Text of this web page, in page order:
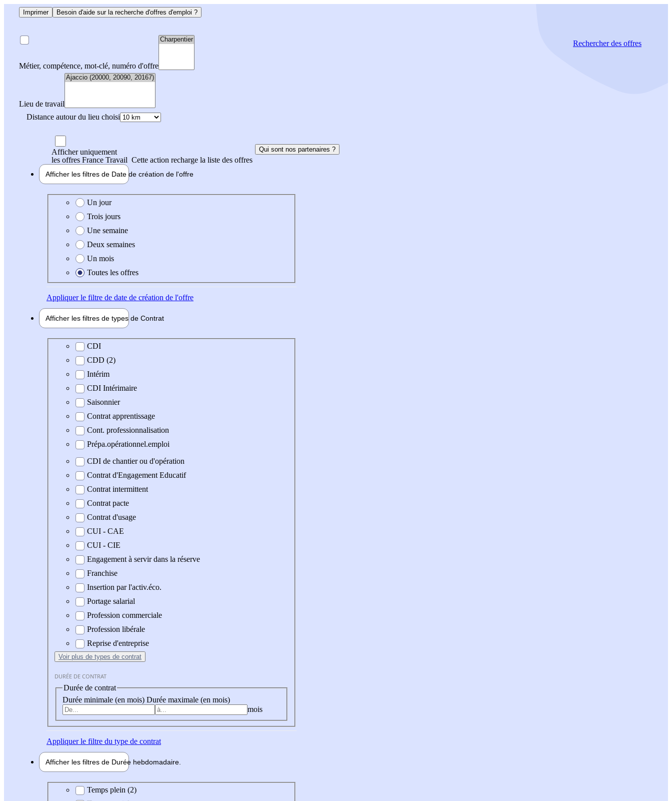
Imprimer Besoin d'aide sur la recherche d'offres d'emploi ?
Métier, compétence, mot-clé, numéro d'offre
Lieu de travail
Distance autour du lieu choisi
Rechercherdes offres
Afficher uniquement
les offres France Travail Cette action recharge la liste des offres
Qui sont nos partenaires ?
Afficher les filtres de Date de création de l'offre
Date de création de l'offre
Un jour
Trois jours
Une semaine
Deux semaines
Un mois
Toutes les offres
Appliquerle filtre de date de création de l'offre
Afficher les filtres de types de Contrat
Type de contrat
CDI
CDD (2)
Intérim
CDI Intérimaire
Saisonnier
Contrat apprentissage
Cont. professionnalisation
Prépa.opérationnel.emploi
CDI de chantier ou d'opération
Contrat d'Engagement Educatif
Contrat intermittent
Contrat pacte
Contrat d'usage
CUI - CAE
CUI - CIE
Engagement à servir dans la réserve
Franchise
Insertion par l'activ.éco.
Portage salarial
Profession commerciale
Profession libérale
Reprise d'entreprise
Voir plus de types de contrat
DURÉE DE CONTRAT
Durée de contrat
Durée minimale (en mois) Durée maximale (en mois)
mois
Appliquerle filtre du type de contrat
Afficher les filtres de Durée hebdomadaire
Durée hebdomadaire
Temps plein (2)